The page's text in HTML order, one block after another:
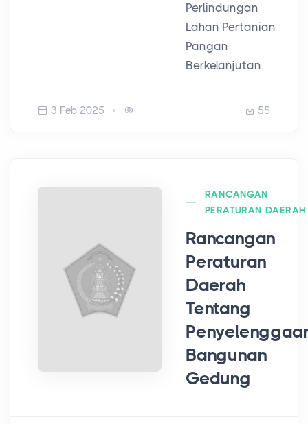
Perlindungan
Lahan Pertanian
Pangan
Berkelanjutan
3 Feb 2025 55
RANCANGAN
PERATURAN DAERAH
Rancangan
Peraturan
Daerah
Tentang
Bangunan
Gedung